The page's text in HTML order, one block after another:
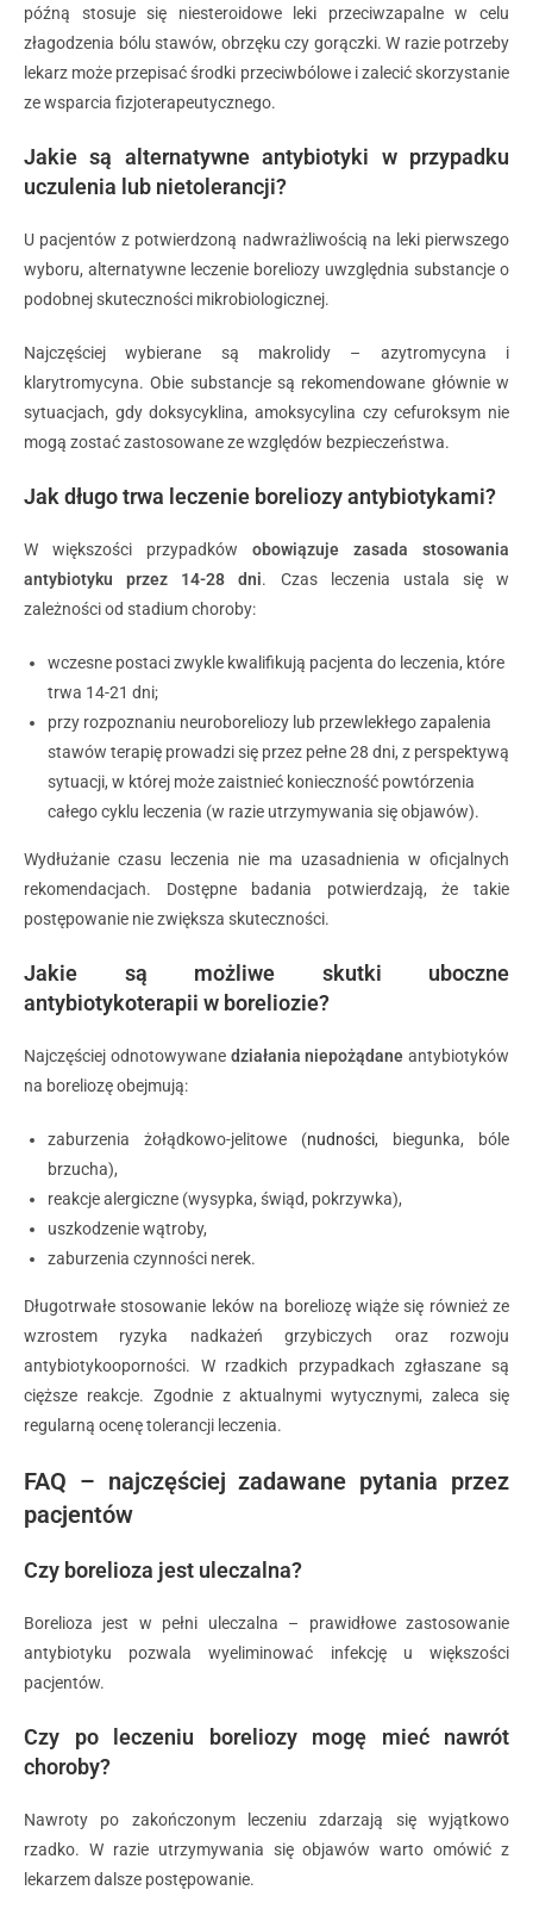
późną stosuje się niesteroidowe leki przeciwzapalne w celu
złagodzenia bólu stawów, obrzęku czy gorączki. W razie potrzeby
lekarz może przepisać środki przeciwbólowe i zalecić skorzystanie
ze wsparcia fizjoterapeutycznego.
Jakie są alternatywne antybiotyki w przypadku
uczulenia lub nietolerancji?
U pacjentów z potwierdzoną nadwrażliwością na leki pierwszego
wyboru, alternatywne leczenie boreliozy uwzględnia substancje o
podobnej skuteczności mikrobiologicznej.
Najczęściej wybierane są makrolidy – azytromycyna i
klarytromycyna. Obie substancje są rekomendowane głównie w
sytuacjach, gdy doksycyklina, amoksycylina czy cefuroksym nie
mogą zostać zastosowane ze względów bezpieczeństwa.
Jak długo trwa leczenie boreliozy antybiotykami?
W większości przypadków obowiązuje zasada stosowania
antybiotyku przez 14-28 dni. Czas leczenia ustala się w
zależności od stadium choroby:
wczesne postaci zwykle kwalifikują pacjenta do leczenia, które
trwa 14-21 dni;
przy rozpoznaniu neuroboreliozy lub przewlekłego zapalenia
stawów terapię prowadzi się przez pełne 28 dni, z perspektywą
sytuacji, w której może zaistnieć konieczność powtórzenia
całego cyklu leczenia (w razie utrzymywania się objawów).
Wydłużanie czasu leczenia nie ma uzasadnienia w oficjalnych
rekomendacjach. Dostępne badania potwierdzają, że takie
postępowanie nie zwiększa skuteczności.
Jakie są możliwe skutki uboczne
antybiotykoterapii w boreliozie?
Najczęściej odnotowywane działania niepożądane antybiotyków
na boreliozę obejmują:
zaburzenia żołądkowo-jelitowe (nudności, biegunka, bóle
brzucha),
reakcje alergiczne (wysypka, świąd, pokrzywka),
uszkodzenie wątroby,
zaburzenia czynności nerek.
Długotrwałe stosowanie leków na boreliozę wiąże się również ze
wzrostem ryzyka nadkażeń grzybiczych oraz rozwoju
antybiotykooporności. W rzadkich przypadkach zgłaszane są
cięższe reakcje. Zgodnie z aktualnymi wytycznymi, zaleca się
regularną ocenę tolerancji leczenia.
FAQ – najczęściej zadawane pytania przez
pacjentów
Czy borelioza jest uleczalna?
Borelioza jest w pełni uleczalna – prawidłowe zastosowanie
antybiotyku pozwala wyeliminować infekcję u większości
pacjentów.
Czy po leczeniu boreliozy mogę mieć nawrót
choroby?
Nawroty po zakończonym leczeniu zdarzają się wyjątkowo
rzadko. W razie utrzymywania się objawów warto omówić z
lekarzem dalsze postępowanie.